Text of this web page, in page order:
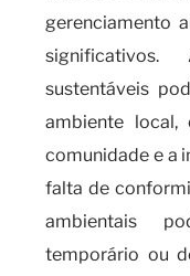
gerenciamento
sustentáveis
ambiente local,
comunidade e a
falta de
ambientais
temporário ou